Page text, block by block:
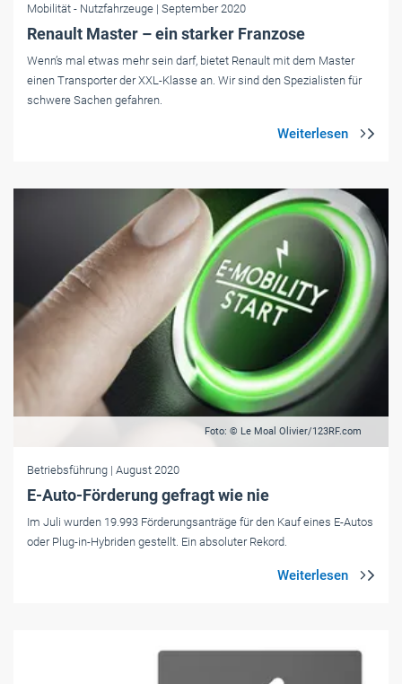
Mobilität - Nutzfahrzeuge | September 2020
Renault Master – ein starker Franzose
Wenn’s mal etwas mehr sein darf, bietet Renault mit dem Master
einen Transporter der XXL-Klasse an. Wir sind den Spezialisten für
schwere Sachen gefahren.
Foto: © Le Moal Olivier/123RF.com
Betriebsführung | August 2020
E-Auto-Förderung gefragt wie nie
Im Juli wurden 19.993 Förderungsanträge für den Kauf eines E-Autos
oder Plug-in-Hybriden gestellt. Ein absoluter Rekord.